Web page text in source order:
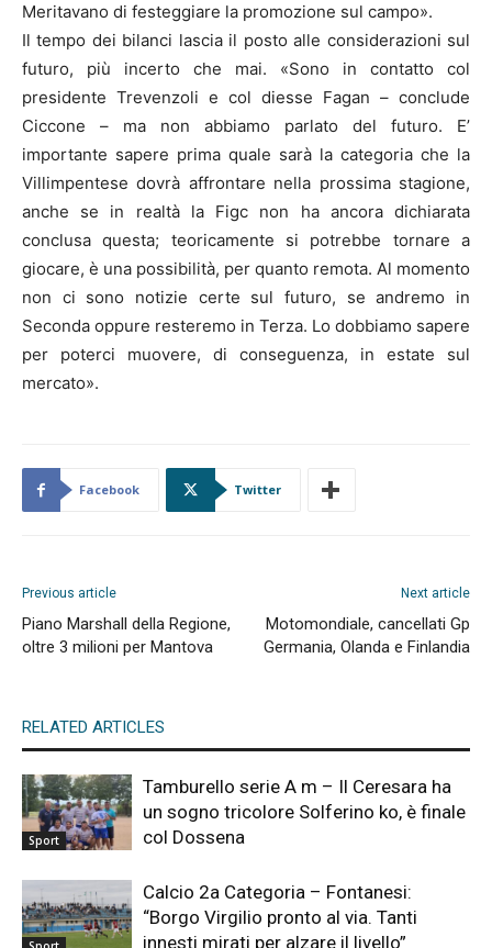
Meritavano di festeggiare la promozione sul campo».
Il tempo dei bilanci lascia il posto alle considerazioni sul
futuro, più incerto che mai. «Sono in contatto col
presidente Trevenzoli e col diesse Fagan – conclude
Ciccone – ma non abbiamo parlato del futuro. E’
importante sapere prima quale sarà la categoria che la
Villimpentese dovrà affrontare nella prossima stagione,
anche se in realtà la Figc non ha ancora dichiarata
conclusa questa; teoricamente si potrebbe tornare a
giocare, è una possibilità, per quanto remota. Al momento
non ci sono notizie certe sul futuro, se andremo in
Seconda oppure resteremo in Terza. Lo dobbiamo sapere
per poterci muovere, di conseguenza, in estate sul
mercato».
Facebook Twitter
Previous article
Piano Marshall della Regione,
oltre 3 milioni per Mantova
Next article
Motomondiale, cancellati Gp
Germania, Olanda e Finlandia
RELATED ARTICLES
Sport
Tamburello serie A m – Il Ceresara ha
un sogno tricolore Solferino ko, è finale
col Dossena
Calcio 2a Categoria – Fontanesi:
“Borgo Virgilio pronto al via. Tanti
innesti mirati per alzare il livello”